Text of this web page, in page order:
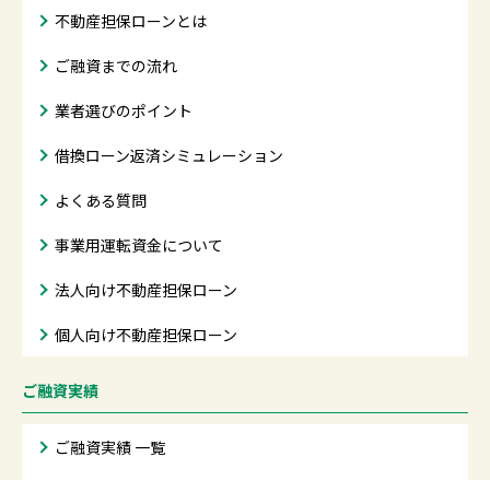
不動産担保ローンとは
ご融資までの流れ
業者選びのポイント
借換ローン返済シミュレーション
よくある質問
事業用運転資金について
法人向け不動産担保ローン
個人向け不動産担保ローン
ご融資実績
ご融資実績 一覧